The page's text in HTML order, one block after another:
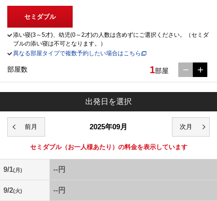
セミダブル
添い寝(3～5才)、幼児(0～2才)の人数は含めずにご選択ください。（セミダ
ブルの添い寝は不可となります。）
異なる部屋タイプで複数予約したい場合はこちら
部屋数 1部屋
出発日を選択
2025年09月
セミダブル（お一人様あたり）の料金を表示しています
9/1(月) --円
9/2(火) --円